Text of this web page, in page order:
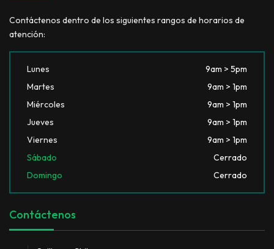
Contáctenos dentro de los siguientes rangos de horarios de
atención:
Lunes
9am > 5pm
Martes
9am > 1pm
Miércoles
9am > 1pm
Jueves
9am > 1pm
Viernes
9am > 1pm
Sábado
Cerrado
Domingo
Cerrado
Contáctenos